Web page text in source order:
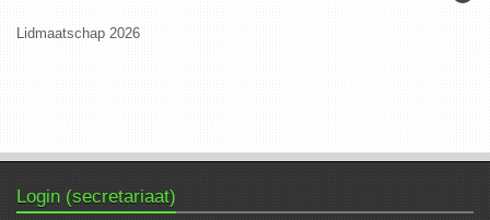
Lidmaatschap 2026
Login (secretariaat)